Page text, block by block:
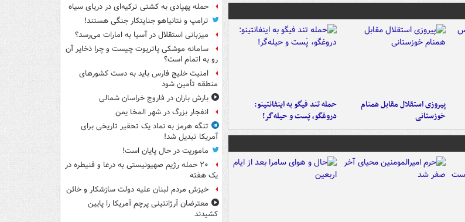
پیروزی استقلال مقابل همنام
خوزستانی
حمله تند فیگو به اینفانتینو:
دروغگو، پَست‌ و حیله‌گر!
حمله پهپادی به کشتی ترکیه‌ای در دریای سیاه
ترامپ و نتانیاهو جنایتکار جنگی هستند!
میزبانی استقلال در آسیا به امارات می‌رسد؟
سامانه موشکی پاتریوت چیست و چرا ذخایر آن
رو به اتمام است؟
امنیت خلیج فارس باید به دست کشورهای
منطقه تأمین شود
بارش باران در فاروج خراسان شمالی
انفجار بزرگ در شهر المخا یمن
تنگه هرمز به نماد یک تحقیر تاریخی برای
آمریکا تبدیل شد!
ماموریت در حال پایان است!
۲۰ حمله رژیم صهیونیستی به درعا و قنیطره در
یک هفته
خیزش مردم لبنان علیه دولت سازشکار و خائن
معترضان آرژانتینی پرچم آمریکا را پایین
کشیدند